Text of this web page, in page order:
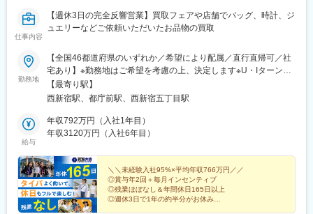
仕事内容
【週休3日の完全反響営業】買取フェアや店舗でバッグ、時計、ジ
ュエリーなどご依頼いただいたお品物の買取
勤務地
【全国46都道府県のいずれか／希望により配属／直行直帰可／社
宅あり】※勤務地はご希望を考慮の上、決定します※U・Iターン歓
迎（社宅あり） ※マイカー通勤OK（地域により規定あり。詳細
はお問合せください）◆北海道・東北北海道・青森・岩手・秋
栃木・群馬◆中部山梨・新潟・富山・石川・福井・長野・岐阜・
静岡・愛知・三重◆近畿滋賀・京都・大阪・兵庫・和歌山・奈良
知・徳島◆九州福岡・佐賀・長崎・熊本・大分・宮崎・鹿児島※適
性に応じて直営店舗で経験を積んでいただく場合もあり《出張も
旅行気分で♪》出張先では、チームで現地のグルメを味わったり、
観光地を巡ったり。旅気分でリフレッシュしながら働いていま
す！
【最寄り駅】
西新宿駅、都庁前駅、西新宿五丁目駅
給与
年収792万円（入社1年目）
年収3120万円（入社6年目）
＼＼未経験入社95%×平均年収766万円／／
◎賞与年2回＋毎月インセンティブ
◎残業ほぼなし＆年間休日165日以上
◎週休3日で1年の約半分がお休み